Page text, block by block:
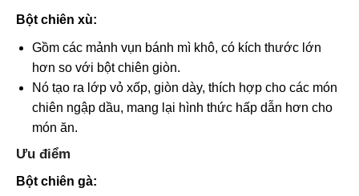
Bột chiên xù:
Gồm các mảnh vụn bánh mì khô, có kích thước lớn
hơn so với bột chiên giòn.
Nó tạo ra lớp vỏ xốp, giòn dày, thích hợp cho các món
chiên ngập dầu, mang lại hình thức hấp dẫn hơn cho
món ăn.
Ưu điểm
Bột chiên gà: